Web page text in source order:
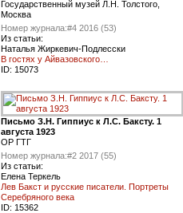
Государственный музей Л.Н. Толстого,
Москва
Номер журнала:#4 2016 (53)
Из статьи:
Наталья Жиркевич-Подлесски
В гостях у Айвазовского…
ID: 15073
Письмо З.Н. Гиппиус к Л.С. Баксту. 1
августа 1923
ОР ГТГ
Номер журнала:#2 2017 (55)
Из статьи:
Елена Теркель
Лев Бакст и русские писатели. Портреты
Серебряного века
ID: 15362